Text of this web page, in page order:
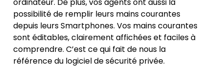
ordinateur. De plus, vos agents ont aussi la
possibilité de remplir leurs mains courantes
depuis leurs Smartphones. Vos mains courantes
sont éditables, clairement affichées et faciles à
comprendre. C’est ce qui fait de nous la
référence du logiciel de sécurité privée.